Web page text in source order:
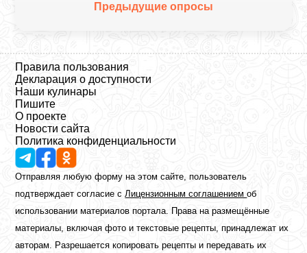
Предыдущие опросы
Правила пользования
Декларация о доступности
Наши кулинары
Пишите
О проекте
Новости сайта
Политика конфиденциальности
Отправляя любую форму на этом сайте, пользователь
подтверждает согласие сЛицензионным соглашениемоб
использовании материалов портала. Права на размещённые
материалы, включая фото и текстовые рецепты, принадлежат их
авторам. Разрешается копировать рецепты и передавать их